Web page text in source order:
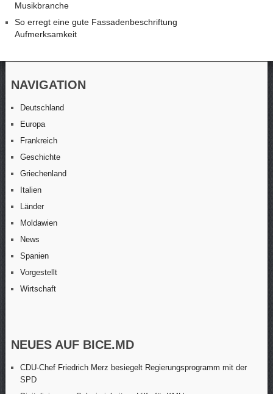
Musikbranche
So erregt eine gute Fassadenbeschriftung
Aufmerksamkeit
NAVIGATION
Deutschland
Europa
Frankreich
Geschichte
Griechenland
Italien
Länder
Moldawien
News
Spanien
Vorgestellt
Wirtschaft
NEUES AUF BICE.MD
CDU-Chef Friedrich Merz besiegelt Regierungsprogramm mit der
SPD